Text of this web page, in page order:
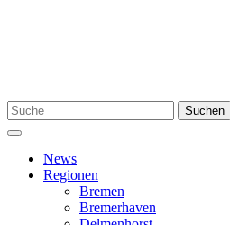
Suchen
nach:
Suchen
Menü
News
Regionen
Bremen
Bremerhaven